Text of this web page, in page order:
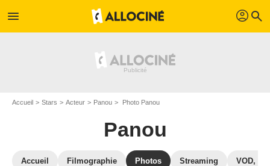
menu profil search
Accueil Stars Acteur Panou Photo Panou
Panou
Accueil Filmographie Photos Streaming VOD,